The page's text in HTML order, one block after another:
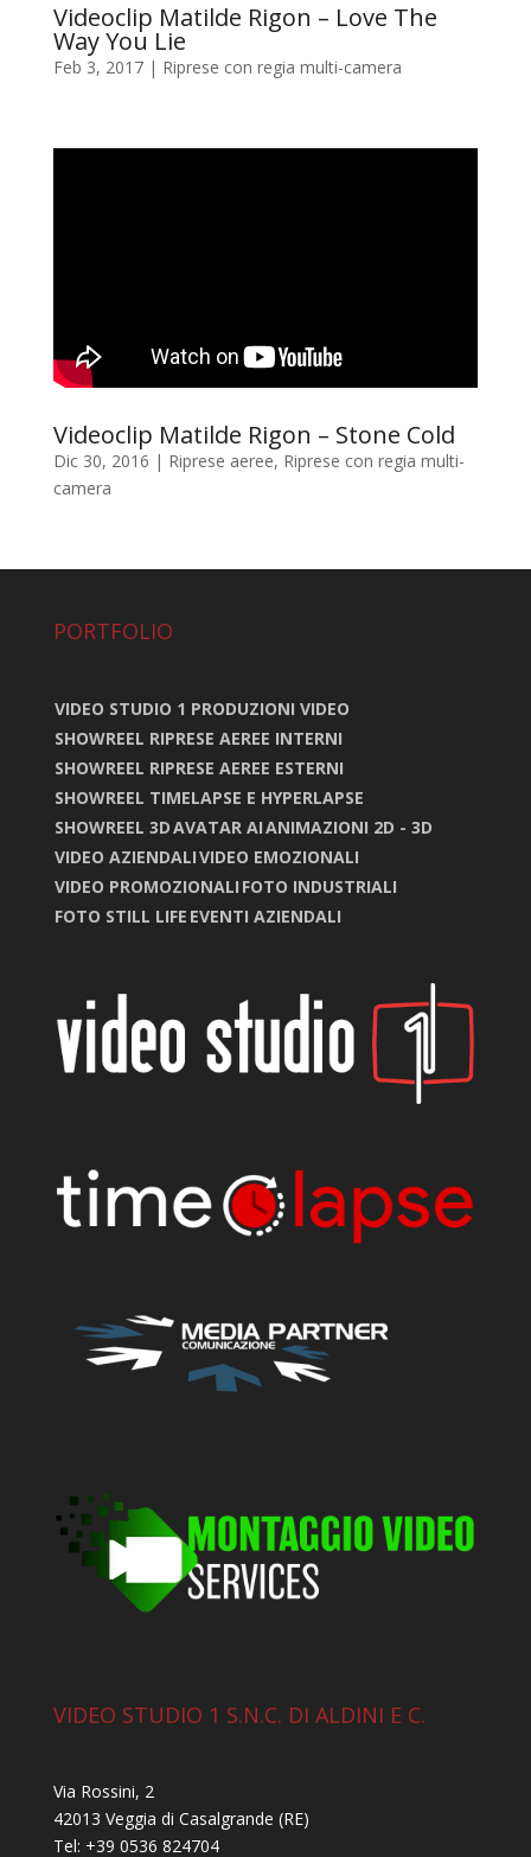
Videoclip Matilde Rigon – Love The
Way You Lie
Feb 3, 2017| Riprese con regia multi-camera
Videoclip Matilde Rigon – Stone Cold
Dic 30, 2016 | Riprese aeree, Riprese con regia multi-
camera
PORTFOLIO
VIDEO STUDIO 1 PRODUZIONI VIDEO
SHOWREEL RIPRESE AEREE INTERNI
SHOWREEL RIPRESE AEREE ESTERNI
SHOWREEL TIMELAPSE E HYPERLAPSE
SHOWREEL 3DAVATAR AIANIMAZIONI 2D - 3D
VIDEO AZIENDALIVIDEO EMOZIONALI
VIDEO PROMOZIONALI FOTO INDUSTRIALI
FOTO STILL LIFE EVENTI AZIENDALI
VIDEO STUDIO 1 S.N.C. DI ALDINI E C.
Via Rossini, 2
42013 Veggia di Casalgrande (RE)
Tel: +39 0536 824704